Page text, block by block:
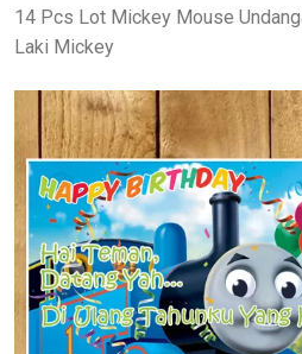
14 Pcs Lot Mickey Mouse
Laki Mickey